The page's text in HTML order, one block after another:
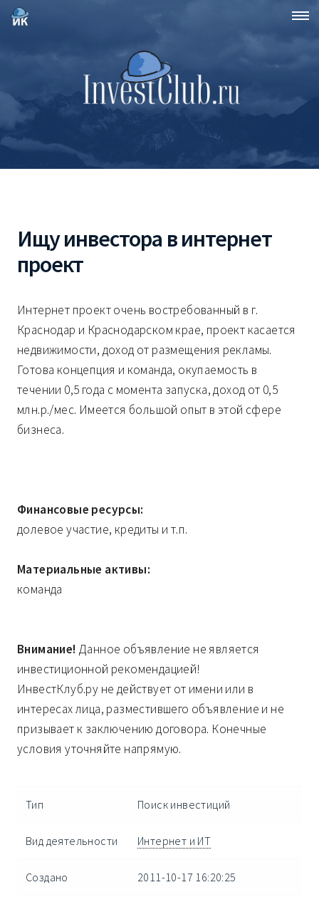
Ищу инвестора в интернет
проект
Интернет проект очень востребованный в г.
Краснодар и Краснодарском крае, проект касается
недвижимости, доход от размещения рекламы.
Готова концепция и команда, окупаемость в
течении 0,5 года с момента запуска, доход от 0,5
млн.р./мес. Имеется большой опыт в этой сфере
бизнеса.
Финансовые ресурсы:
долевое участие, кредиты и т.п.
Материальные активы:
команда
Внимание! Данное объявление не является
инвестиционной рекомендацией!
ИнвестКлуб.ру не действует от имени или в
интересах лица, разместившего объявление и не
призывает к заключению договора. Конечные
условия уточняйте напрямую.
Тип Поиск инвестиций
Вид деятельности Интернет и ИТ
Создано 2011-10-17 16:20:25